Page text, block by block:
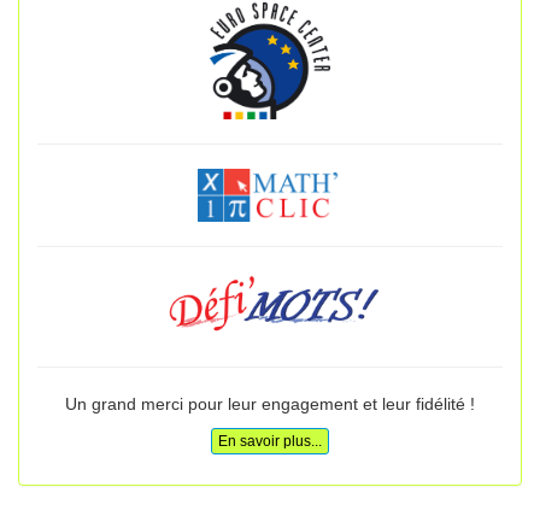
Un grand merci pour leur engagement et leur fidélité !
En savoir plus...